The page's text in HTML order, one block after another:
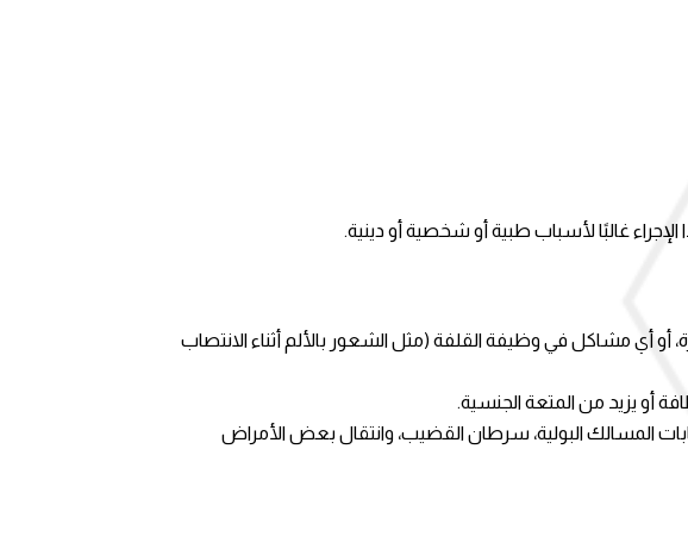
الإجراء غالبًا لأسباب طبية أو شخصية أو دينية.
أو أي مشاكل في وظيفة القلفة (مثل الشعور بالألم أثناء الانتصاب
أو يزيد من المتعة الجنسية.
المسالك البولية، سرطان القضيب، وانتقال بعض الأمراض